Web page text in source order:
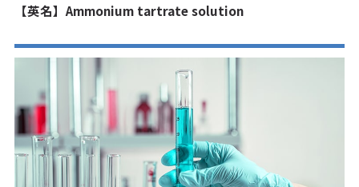
【英名】Ammonium tartrate solution